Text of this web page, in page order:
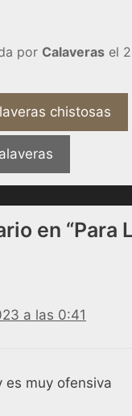
por Calaveras el
chistosas
en “Para
a las 0:41
es muy ofensiva